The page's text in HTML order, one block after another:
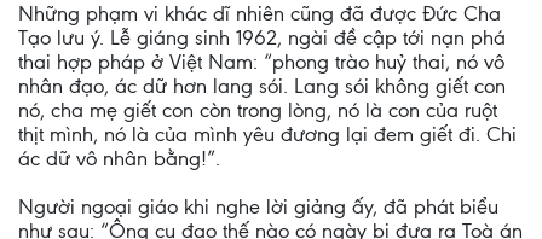
Những phạm vi khác dĩ nhiên cũng đã được Đức Cha
Tạo lưu ý. Lễ giáng sinh 1962, ngài đề cập tới nạn phá
thai hợp pháp ở Việt Nam: “phong trào huỷ thai, nó vô
nhân đạo, ác dữ hơn lang sói. Lang sói không giết con
nó, cha mẹ giết con còn trong lòng, nó là con của ruột
thịt mình, nó là của mình yêu đương lại đem giết đi. Chi
ác dữ vô nhân bằng!”.
Người ngoại giáo khi nghe lời giảng ấy, đã phát biểu
như sau: “Ông cụ đạo thế nào có ngày bị đưa ra Toà án